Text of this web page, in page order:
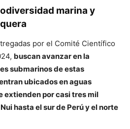
marina y
por el Comité Científico
buscan avanzar en la
submarinos de estas
ubicados en aguas
extienden por casi tres mil
hasta el sur de Perú y el norte